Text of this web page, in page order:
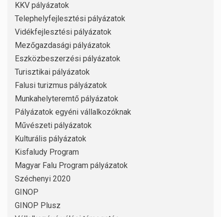
KKV pályázatok
Telephelyfejlesztési pályázatok
Vidékfejlesztési pályázatok
Mezőgazdasági pályázatok
Eszközbeszerzési pályázatok
Turisztikai pályázatok
Falusi turizmus pályázatok
Munkahelyteremtő pályázatok
Pályázatok egyéni vállalkozóknak
Művészeti pályázatok
Kulturális pályázatok
Kisfaludy Program
Magyar Falu Program pályázatok
Széchenyi 2020
GINOP
GINOP Plusz